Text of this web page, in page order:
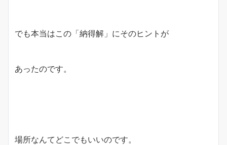
でも本当はこの「納得解」にそのヒントが
あったのです。
場所なんてどこでもいいのです。